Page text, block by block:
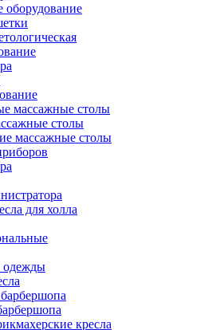
оборудование
массажные столы
столы
массажные столы
для холла
одежды
кресла